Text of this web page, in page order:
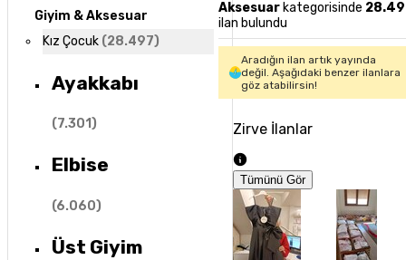
Giyim & Aksesuar
Kız Çocuk (28.497)
Ayakkabı
(7.301)
Elbise
(6.060)
Üst Giyim
Aksesuarkategorisinde
ilan bulundu
Aradığın ilan artık yayında
değil. Aşağıdaki benzer ilanlara
göz atabilirsin!
Zirve İlanlar
Tümünü Gör